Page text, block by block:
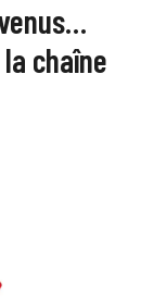
chaîne